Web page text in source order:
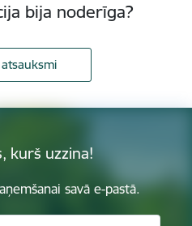
bija noderīga?
kurš uzzina!
savā e-pastā.